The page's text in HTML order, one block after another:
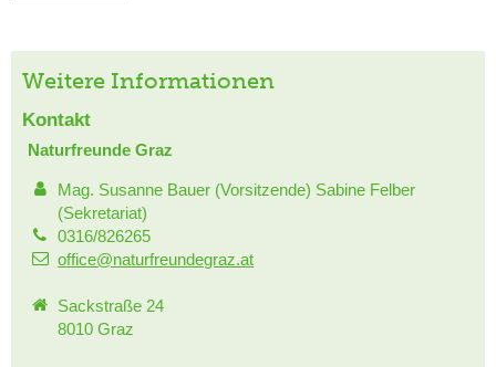
Weitere Informationen
Kontakt
Naturfreunde Graz
Mag. Susanne Bauer (Vorsitzende) Sabine Felber
(Sekretariat)
0316/826265
office@naturfreundegraz.at
Sackstraße 24
8010 Graz